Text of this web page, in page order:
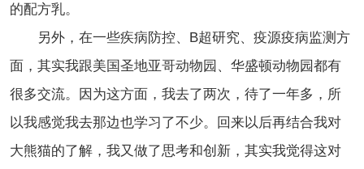
的配方乳。
另外，在一些疾病防控、B超研究、疫源疫病监测方
面，其实我跟美国圣地亚哥动物园、华盛顿动物园都有
很多交流。因为这方面，我去了两次，待了一年多，所
以我感觉我去那边也学习了不少。回来以后再结合我对
大熊猫的了解，我又做了思考和创新，其实我觉得这对